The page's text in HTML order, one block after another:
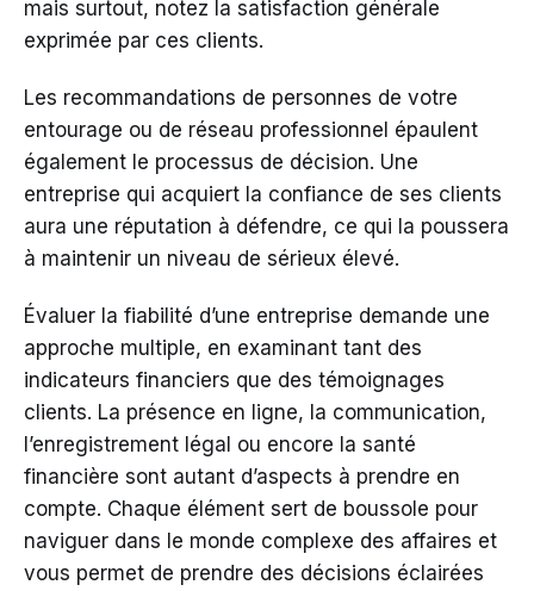
mais surtout, notez la satisfaction générale
exprimée par ces clients.
Les recommandations de personnes de votre
entourage ou de réseau professionnel épaulent
également le processus de décision. Une
entreprise qui acquiert la confiance de ses clients
aura une réputation à défendre, ce qui la poussera
à maintenir un niveau de sérieux élevé.
Évaluer la fiabilité d’une entreprise demande une
approche multiple, en examinant tant des
indicateurs financiers que des témoignages
clients. La présence en ligne, la communication,
l’enregistrement légal ou encore la santé
financière sont autant d’aspects à prendre en
compte. Chaque élément sert de boussole pour
naviguer dans le monde complexe des affaires et
vous permet de prendre des décisions éclairées